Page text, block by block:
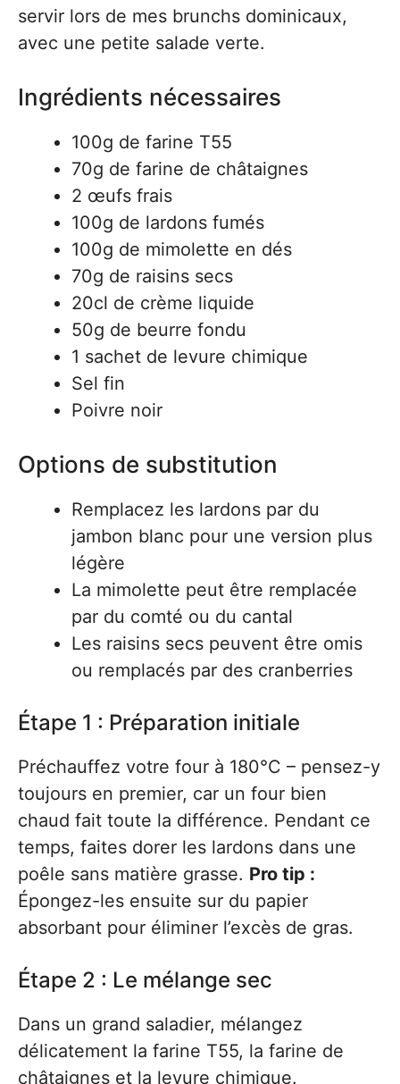
servir lors de mes brunchs dominicaux,
avec une petite salade verte.
Ingrédients nécessaires
100g de farine T55
70g de farine de châtaignes
2 œufs frais
100g de lardons fumés
100g de mimolette en dés
70g de raisins secs
20cl de crème liquide
50g de beurre fondu
1 sachet de levure chimique
Sel fin
Poivre noir
Options de substitution
Remplacez les lardons par du
jambon blanc pour une version plus
légère
La mimolette peut être remplacée
par du comté ou du cantal
Les raisins secs peuvent être omis
ou remplacés par des cranberries
Étape 1 : Préparation initiale
Préchauffez votre four à 180°C – pensez-y
toujours en premier, car un four bien
chaud fait toute la différence. Pendant ce
temps, faites dorer les lardons dans une
poêle sans matière grasse. Pro tip :
Épongez-les ensuite sur du papier
absorbant pour éliminer l’excès de gras.
Étape 2 : Le mélange sec
Dans un grand saladier, mélangez
délicatement la farine T55, la farine de
châtaignes et la levure chimique.